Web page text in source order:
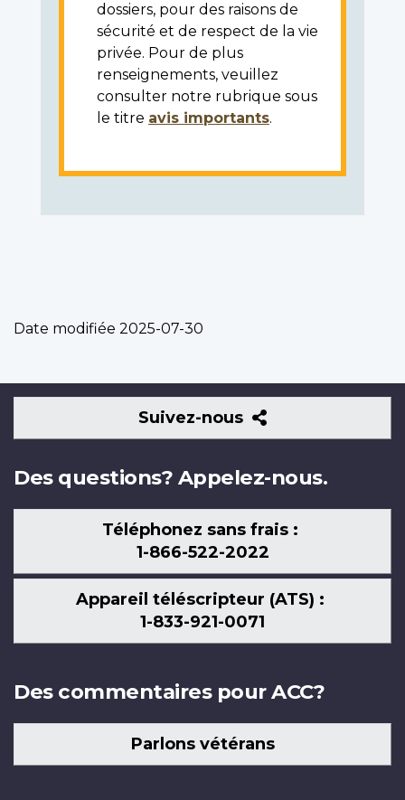
dossiers, pour des raisons de
sécurité et de respect de la vie
privée. Pour de plus
renseignements, veuillez
consulter notre rubrique sous
le titre avis importants.
Date modifiée 2025-07-30
Suivez-nous
Suivez-
nous
Des questions? Appelez-nous.
Téléphonez sans frais :
1-866-522-2022
Appareil téléscripteur (ATS) :
1-833-921-0071
Des commentaires pour ACC?
Parlons vétérans